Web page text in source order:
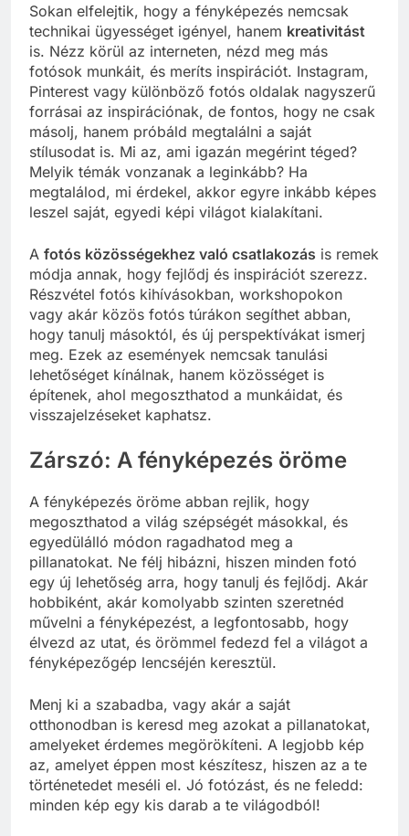
Sokan elfelejtik, hogy a fényképezés nemcsak
technikai ügyességet igényel, hanem kreativitást
is. Nézz körül az interneten, nézd meg más
fotósok munkáit, és meríts inspirációt. Instagram,
Pinterest vagy különböző fotós oldalak nagyszerű
forrásai az inspirációnak, de fontos, hogy ne csak
másolj, hanem próbáld megtalálni a saját
stílusodat is. Mi az, ami igazán megérint téged?
Melyik témák vonzanak a leginkább? Ha
megtalálod, mi érdekel, akkor egyre inkább képes
leszel saját, egyedi képi világot kialakítani.
A fotós közösségekhez való csatlakozás is remek
módja annak, hogy fejlődj és inspirációt szerezz.
Részvétel fotós kihívásokban, workshopokon
vagy akár közös fotós túrákon segíthet abban,
hogy tanulj másoktól, és új perspektívákat ismerj
meg. Ezek az események nemcsak tanulási
lehetőséget kínálnak, hanem közösséget is
építenek, ahol megoszthatod a munkáidat, és
visszajelzéseket kaphatsz.
Zárszó: A fényképezés öröme
A fényképezés öröme abban rejlik, hogy
megoszthatod a világ szépségét másokkal, és
egyedülálló módon ragadhatod meg a
pillanatokat. Ne félj hibázni, hiszen minden fotó
egy új lehetőség arra, hogy tanulj és fejlődj. Akár
hobbiként, akár komolyabb szinten szeretnéd
művelni a fényképezést, a legfontosabb, hogy
élvezd az utat, és örömmel fedezd fel a világot a
fényképezőgép lencséjén keresztül.
Menj ki a szabadba, vagy akár a saját
otthonodban is keresd meg azokat a pillanatokat,
amelyeket érdemes megörökíteni. A legjobb kép
az, amelyet éppen most készítesz, hiszen az a te
történetedet meséli el. Jó fotózást, és ne feledd:
minden kép egy kis darab a te világodból!